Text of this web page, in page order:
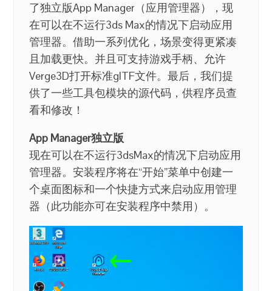
了独立版App Manager（应用管理器），现
在可以在不运行3ds Max的情况下启动应用
管理器。借助一系列优化，场景变得更紧凑
且加载更快。并且可支持游戏手柄、允许
Verge3D打开标准glTF文件。最后，我们提
供了一些工具包模块的源代码，供程序员查
看和修改！
App Manager独立版
现在可以在不运行3dsMax的情况下启动应用
管理器。安装程序将在“开始”菜单中创建一
个桌面图标和一个快捷方式来启动应用管理
器（此功能亦可在安装程序中禁用）。